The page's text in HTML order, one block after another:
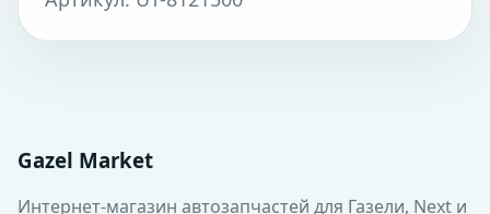
Gazel Market
Интернет-магазин автозапчастей для Газели, Next и